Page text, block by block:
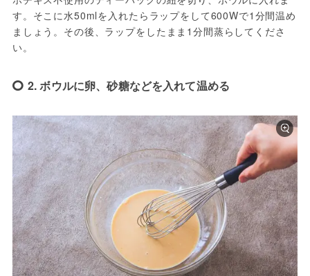
す。そこに水50mlを入れたらラップをして600Wで1分間温め
ましょう。その後、ラップをしたまま1分間蒸らしてくださ
い。
2. ボウルに卵、砂糖などを入れて温める